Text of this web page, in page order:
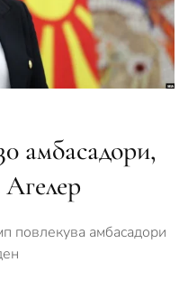
амбасадори,
повлекува амбасадори